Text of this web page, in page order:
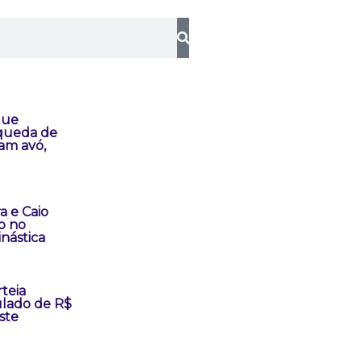
de
avó,
e Caio
no
de R$